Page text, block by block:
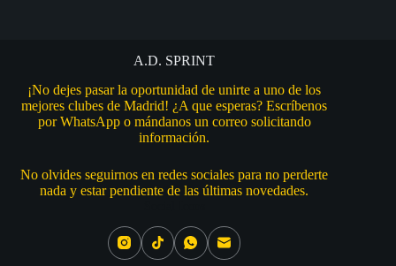
A.D. SPRINT
¡No dejes pasar la oportunidad de unirte a uno de los
mejores clubes de Madrid! ¿A que esperas? Escríbenos
por WhatsApp o mándanos un correo solicitando
información.
No olvides seguirnos en redes sociales para no perderte
nada y estar pendiente de las últimas novedades.